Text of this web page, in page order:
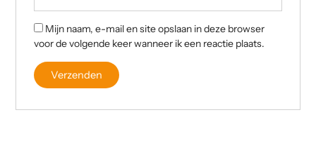
Mijn naam, e-mail en site opslaan in deze browser
voor de volgende keer wanneer ik een reactie plaats.